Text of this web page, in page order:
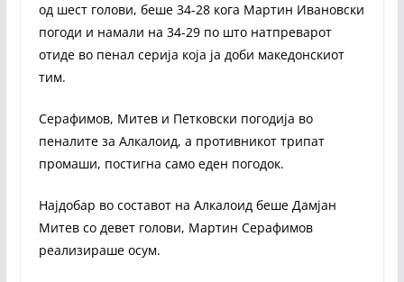
од шест голови, беше 34-28 кога Мартин Ивановски
погоди и намали на 34-29 по што натпреварот
отиде во пенал серија која ја доби македонскиот
тим.
Серафимов, Митев и Петковски погодија во
пеналите за Алкалоид, а противникот трипат
промаши, постигна само еден погодок.
Најдобар во составот на Алкалоид беше Дамјан
Митев со девет голови, Мартин Серафимов
реализираше осум.